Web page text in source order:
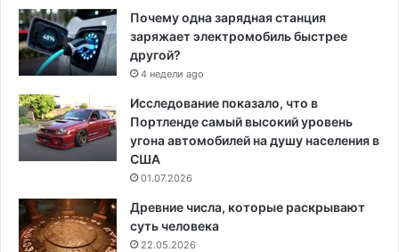
Почему одна зарядная станция
заряжает электромобиль быстрее
другой?
4 недели ago
Исследование показало, что в
Портленде самый высокий уровень
угона автомобилей на душу населения в
США
01.07.2026
Древние числа, которые раскрывают
суть человека
22.05.2026